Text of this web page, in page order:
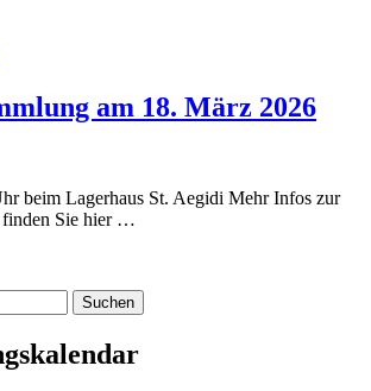
am 18. März 2026
beim Lagerhaus St. Aegidi Mehr Infos zur
finden Sie hier …